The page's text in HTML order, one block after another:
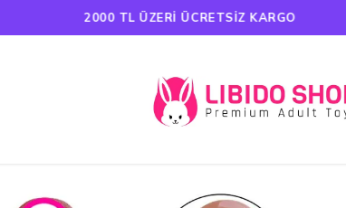
HAVALE ÖDEMELERINDE %5 İNDIRIM